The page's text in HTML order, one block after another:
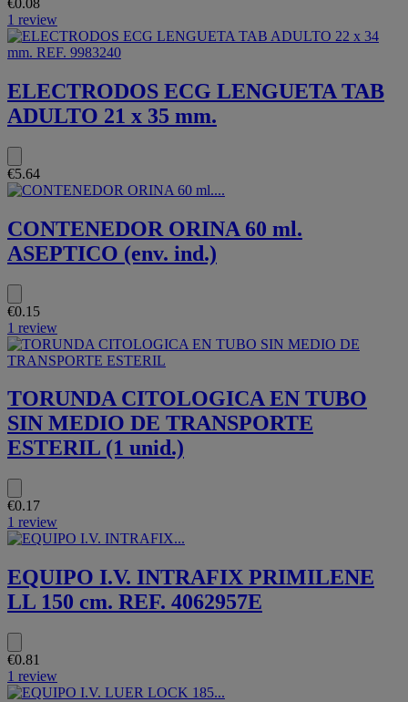
1 review
ELECTRODOS ECG LENGUETA TAB
ADULTO 21 x 35 mm.
€5.64
CONTENEDOR ORINA 60 ml.
ASEPTICO (env. ind.)
€0.15
1 review
TORUNDA CITOLOGICA EN TUBO
SIN MEDIO DE TRANSPORTE
ESTERIL (1 unid.)
€0.17
1 review
EQUIPO I.V. INTRAFIX PRIMILENE
LL 150 cm. REF. 4062957E
€0.81
1 review